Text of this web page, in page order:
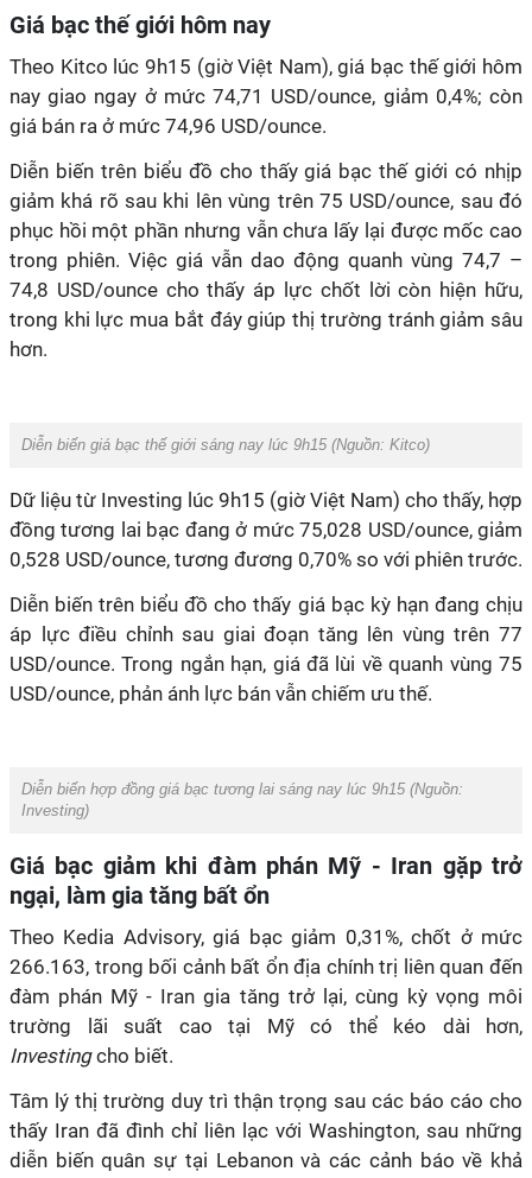
Giá bạc thế giới hôm nay
Theo Kitco lúc 9h15 (giờ Việt Nam), giá bạc thế giới hôm
nay giao ngay ở mức 74,71 USD/ounce, giảm 0,4%; còn
giá bán ra ở mức 74,96 USD/ounce.
Diễn biến trên biểu đồ cho thấy giá bạc thế giới có nhịp
giảm khá rõ sau khi lên vùng trên 75 USD/ounce, sau đó
phục hồi một phần nhưng vẫn chưa lấy lại được mốc cao
trong phiên. Việc giá vẫn dao động quanh vùng 74,7 –
74,8 USD/ounce cho thấy áp lực chốt lời còn hiện hữu,
trong khi lực mua bắt đáy giúp thị trường tránh giảm sâu
hơn.
Diễn biến giá bạc thế giới sáng nay lúc 9h15 (Nguồn: Kitco)
Dữ liệu từ Investing lúc 9h15 (giờ Việt Nam) cho thấy, hợp
đồng tương lai bạc đang ở mức 75,028 USD/ounce, giảm
0,528 USD/ounce, tương đương 0,70% so với phiên trước.
Diễn biến trên biểu đồ cho thấy giá bạc kỳ hạn đang chịu
áp lực điều chỉnh sau giai đoạn tăng lên vùng trên 77
USD/ounce. Trong ngắn hạn, giá đã lùi về quanh vùng 75
USD/ounce, phản ánh lực bán vẫn chiếm ưu thế.
Diễn biến hợp đồng giá bạc tương lai sáng nay lúc 9h15 (Nguồn:
Investing)
Giá bạc giảm khi đàm phán Mỹ - Iran gặp trở
ngại, làm gia tăng bất ổn
Theo Kedia Advisory, giá bạc giảm 0,31%, chốt ở mức
266.163, trong bối cảnh bất ổn địa chính trị liên quan đến
đàm phán Mỹ - Iran gia tăng trở lại, cùng kỳ vọng môi
trường lãi suất cao tại Mỹ có thể kéo dài hơn,
Investingcho biết.
Tâm lý thị trường duy trì thận trọng sau các báo cáo cho
thấy Iran đã đình chỉ liên lạc với Washington, sau những
diễn biến quân sự tại Lebanon và các cảnh báo về khả